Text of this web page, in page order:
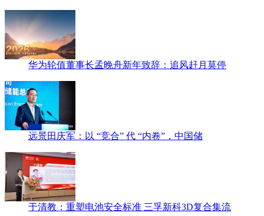
华为轮值董事长孟晚舟新年致辞：追风赶月莫停
远景田庆军：以 “竞合” 代 “内卷”，中国储
于清教：重塑电池安全标准 三孚新科3D复合集流